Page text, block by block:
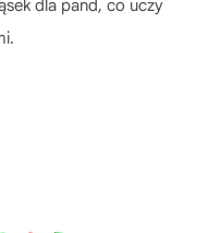
dla pand, co uczy